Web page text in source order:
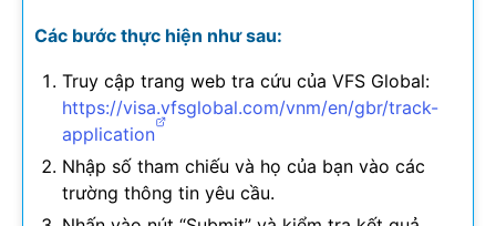
Các bước thực hiện như sau:
Truy cập trang web tra cứu của VFS Global:
https://visa.vfsglobal.com/vnm/en/gbr/track-
application
Nhập số tham chiếu và họ của bạn vào các
trường thông tin yêu cầu.